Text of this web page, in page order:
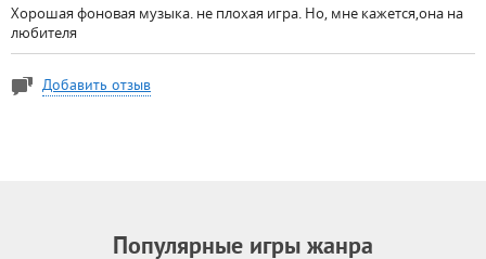
Хорошая фоновая музыка. не плохая игра. Но, мне кажется,она на
любителя
Добавить отзыв
Популярные игры жанра